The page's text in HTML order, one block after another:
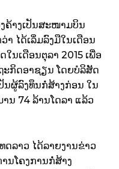
ຄ້າງເປັນສະໜາມບິນ
າ ໄດ້ເລິ່ມລົງມືໃນເດືອນ
ນເດືອນຕຸລາ 2015 ເພື່ອ
ະກິດອາຊຽນ ໂດຍບໍລິສັດ
ນຜູ້ລົງທຶນກໍ່ສ້າງກ່ອນ ໃນ
ນ 74 ລ້ານໂດລາ ແລ້ວ
ດລາວ ໄດ້ລາຍງານຂ່າວ
ນໂຄງການກໍ່ສ້າງ